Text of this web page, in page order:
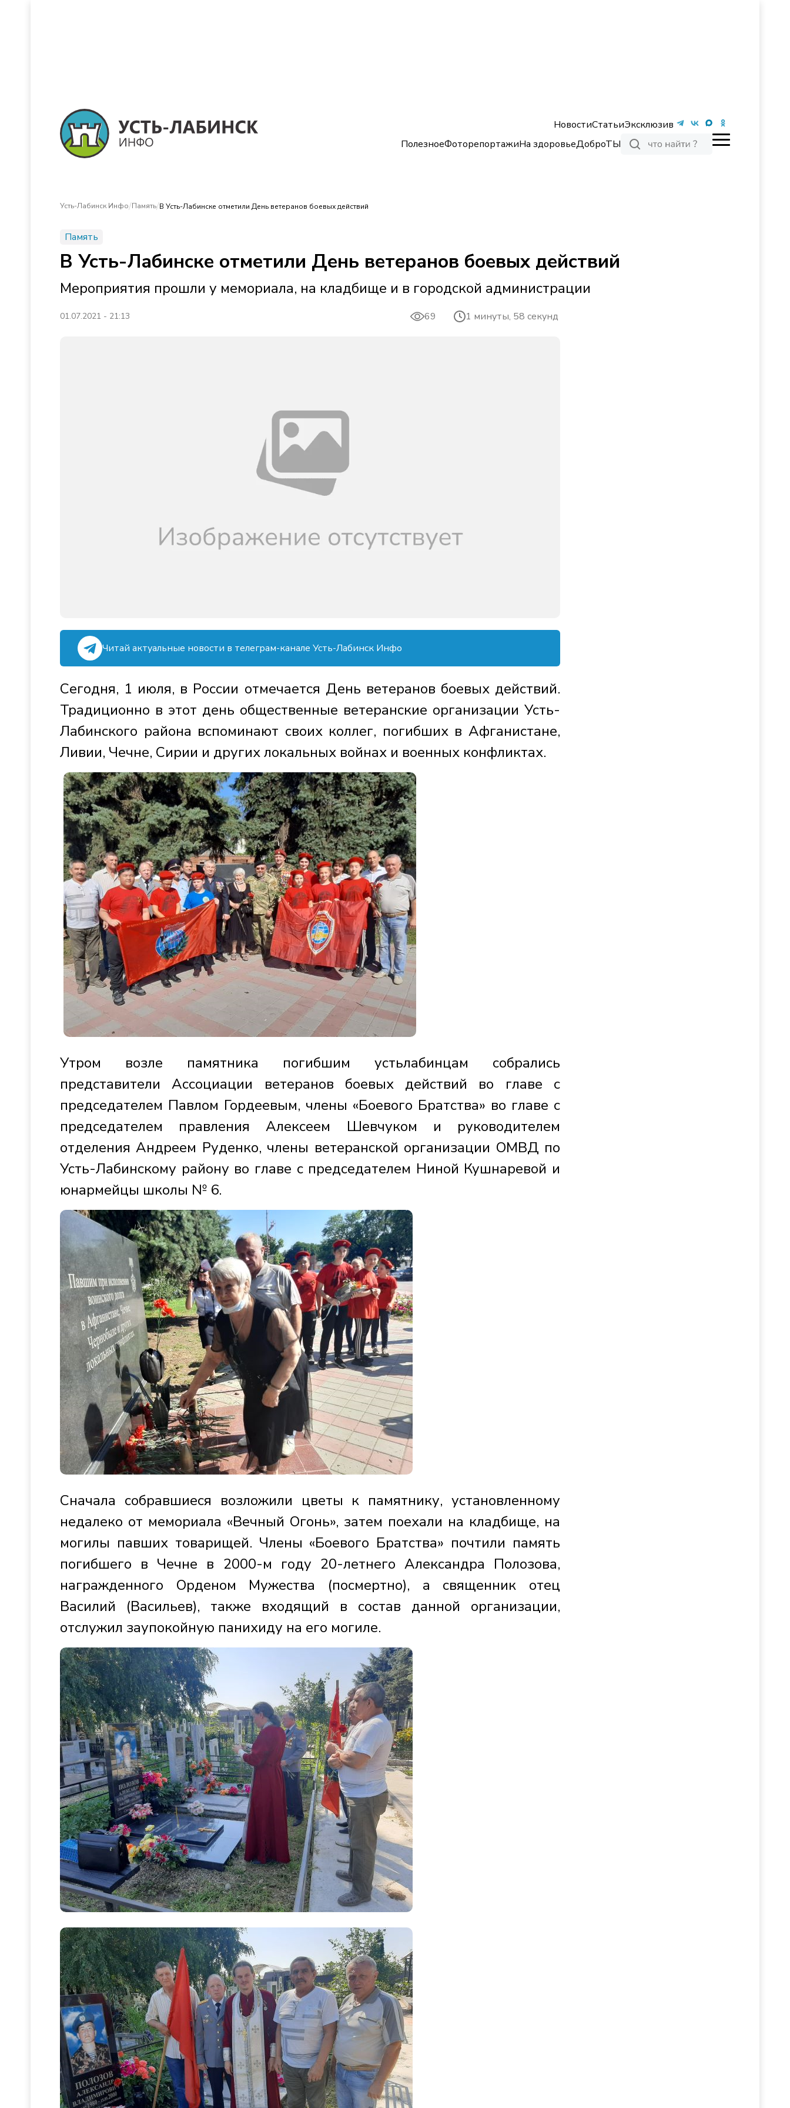
НовостиСтатьиЭксклюзив
ПолезноеФоторепортажиНа здоровьеДоброТЫ
Усть-Лабинск Инфо/Память/В Усть-Лабинске отметили День ветеранов боевых действий
Память
В Усть-Лабинске отметили День ветеранов боевых действий
Мероприятия прошли у мемориала, на кладбище и в городской администрации
01.07.2021 - 21:13 69 1 минуты, 58 секунд
Читай актуальные новости в телеграм-канале Усть-Лабинск Инфо
Сегодня, 1 июля, в России отмечается День ветеранов боевых действий.
Традиционно в этот день общественные ветеранские организации Усть-
Лабинского района вспоминают своих коллег, погибших в Афганистане,
Ливии, Чечне, Сирии и других локальных войнах и военных конфликтах.
Утром возле памятника погибшим устьлабинцам собрались
представители Ассоциации ветеранов боевых действий во главе с
председателем Павлом Гордеевым, члены «Боевого Братства» во главе с
председателем правления Алексеем Шевчуком и руководителем
отделения Андреем Руденко, члены ветеранской организации ОМВД по
Усть-Лабинскому району во главе с председателем Ниной Кушнаревой и
юнармейцы школы № 6.
Сначала собравшиеся возложили цветы к памятнику, установленному
недалеко от мемориала «Вечный Огонь», затем поехали на кладбище, на
могилы павших товарищей. Члены «Боевого Братства» почтили память
погибшего в Чечне в 2000-м году 20-летнего Александра Полозова,
награжденного Орденом Мужества (посмертно), а священник отец
Василий (Васильев), также входящий в состав данной организации,
отслужил заупокойную панихиду на его могиле.